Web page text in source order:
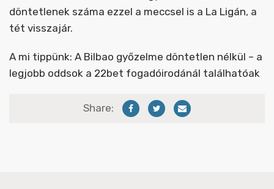
döntetlenek száma ezzel a meccsel is a La Ligán, a
tét visszajár.
A mi tippünk: A Bilbao győzelme döntetlen nélkül – a
legjobb oddsok a 22bet fogadóirodánál találhatóak
Share: